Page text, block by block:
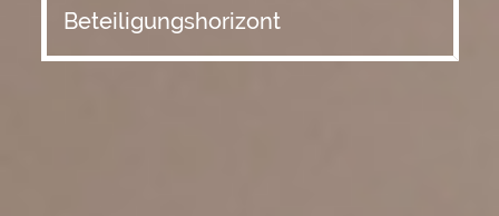
Beteiligungshorizont